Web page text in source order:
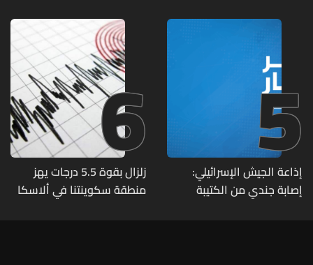
تحت الأرض
5
إذاعة الجيش الإسرائيلي:
إصابة جندي من الكتيبة
6
زلزال بقوة 5.5 درجات يهز
منطقة سكوينتنا في ألاسكا